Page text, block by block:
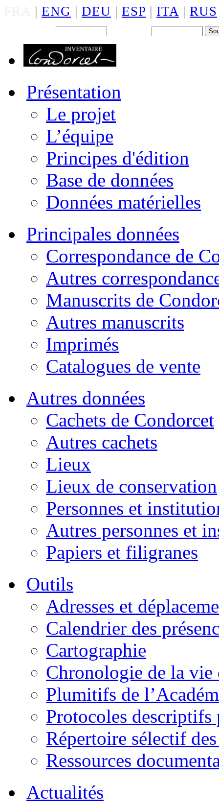
| ENG | DEU | ESP | ITA | RUS
Présentation
Le projet
L’équipe
Principes d'édition
Base de données
Données matérielles
Principales données
Correspondance de
Autres
Manuscrits de
Autres manuscrits
Imprimés
Catalogues de vente
Autres données
Cachets de Condorcet
Autres cachets
Lieux
Lieux de conservation
Personnes et
Autres personnes et
Papiers et filigranes
Outils
Adresses et
Calendrier des
Cartographie
Chronologie de la vie
Plumitifs de
Protocoles descriptifs
Répertoire sélectif
Ressources
Actualités